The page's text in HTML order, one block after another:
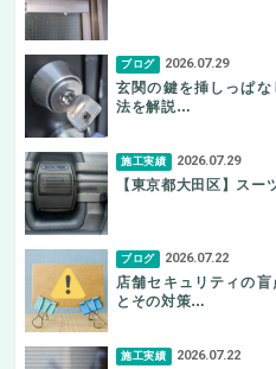
ブログ 2026.07.29
玄関の鍵を挿しっぱ
法を解説…
施工実績 2026.07.29
【東京都大田区】スー
ブログ 2026.07.22
店舗セキュリティの
とその対策…
施工実績 2026.07.22